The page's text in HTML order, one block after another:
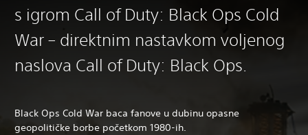
s igrom Call of Duty: Black Ops Cold
War – direktnim nastavkom voljenog
naslova Call of Duty: Black Ops.
Black Ops Cold War baca fanove u dubinu opasne
geopolitičke borbe početkom 1980-ih.